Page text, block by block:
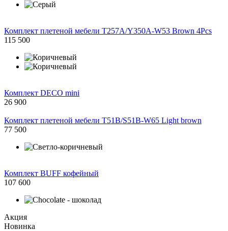
Комплект плетеной мебели T257A/Y350A-W53 Brown 4Pcs
115 500
Комплект DECO mini
26 900
Комплект плетеной мебели T51B/S51B-W65 Light brown
77 500
Комплект BUFF кофейный
107 600
Акция
Новинка